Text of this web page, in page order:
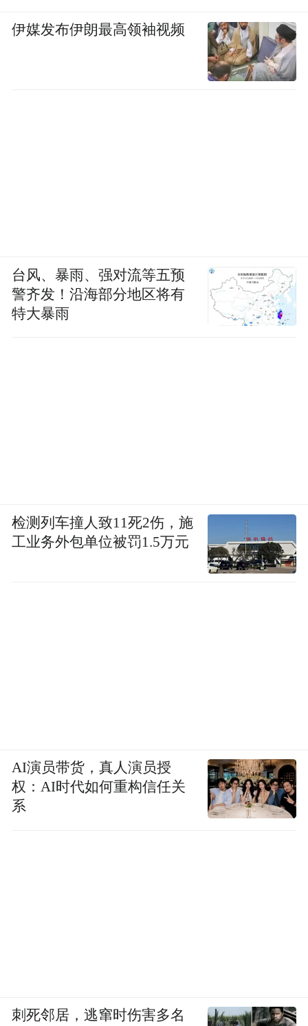
伊媒发布伊朗最高领袖视频
台风、暴雨、强对流等五预
警齐发！沿海部分地区将有
特大暴雨
检测列车撞人致11死2伤，施
工业务外包单位被罚1.5万元
AI演员带货，真人演员授
权：AI时代如何重构信任关
系
刺死邻居，逃窜时伤害多名